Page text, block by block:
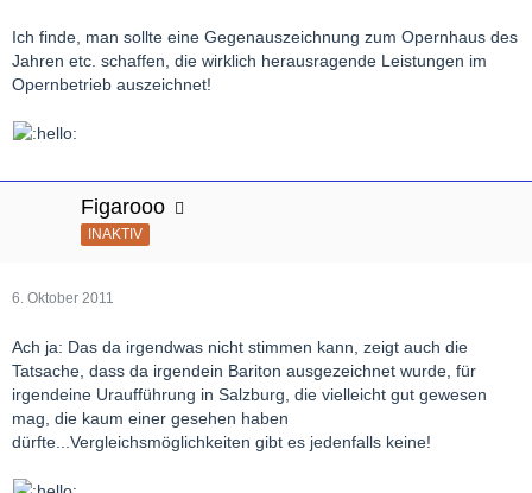
Ich finde, man sollte eine Gegenauszeichnung zum Opernhaus des
Jahren etc. schaffen, die wirklich herausragende Leistungen im
Opernbetrieb auszeichnet!
Figarooo
INAKTIV
6. Oktober 2011
Ach ja: Das da irgendwas nicht stimmen kann, zeigt auch die
Tatsache, dass da irgendein Bariton ausgezeichnet wurde, für
irgendeine Uraufführung in Salzburg, die vielleicht gut gewesen
mag, die kaum einer gesehen haben
dürfte...Vergleichsmöglichkeiten gibt es jedenfalls keine!